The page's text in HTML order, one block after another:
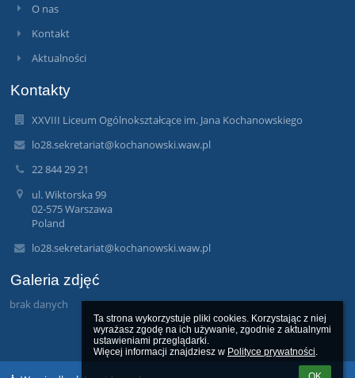
Ta strona wykorzystuje pliki cookies. Korzystając z niej
wyrażasz zgodę na ich używanie, zgodnie z aktualnymi
ustawieniami przeglądarki.
Więcej informacji znajdziesz w Polityce prywatności.
O nas
Kontakt
Aktualności
Kontakty
XXVIII Liceum Ogólnokształcące im. Jana Kochanowskiego
lo28.sekretariat@kochanowski.waw.pl
22 844 29 21
ul. Wiktorska 99
02-575 Warszawa
Poland
lo28.sekretariat@kochanowski.waw.pl
Galeria zdjęć
brak danych